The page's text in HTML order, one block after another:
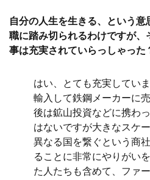
自分の人生を生きる、という
職に踏み切られるわけですが
事は充実されていらっしゃった
はい、とても充実してい
輸入して鉄鋼メーカーに
後は鉱山投資などに携わ
はないですが大きなスケ
異なる国を繋ぐという商
ることに非常にやりがい
た人たちも含めて、ファ